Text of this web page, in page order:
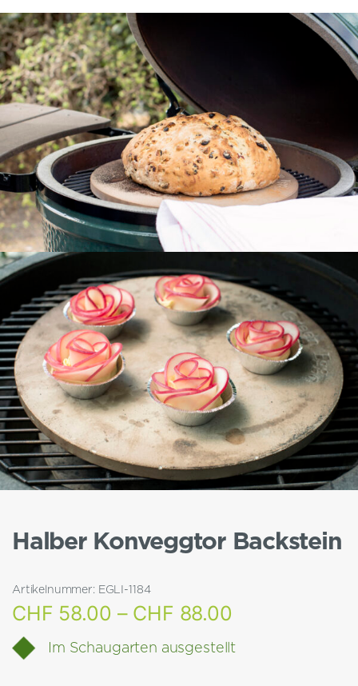
Halber Konveggtor Backstein
Artikelnummer: EGLI-1184
CHF 58.00 – CHF 88.00
CHF 58.00
Im Schaugarten ausgestellt